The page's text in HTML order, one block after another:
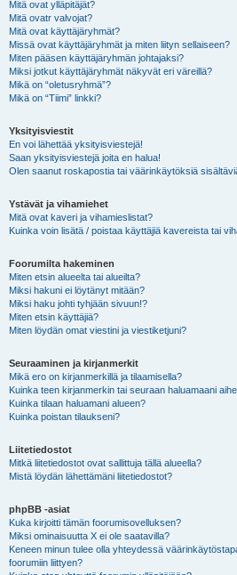
Mitä ovat ylläpitäjät?
Mitä ovatr valvojat?
Mitä ovat käyttäjäryhmät?
Missä ovat käyttäjäryhmät ja miten liityn sellaiseen?
Miten pääsen käyttäjäryhmän johtajaksi?
Miksi jotkut käyttäjäryhmät näkyvät eri väreillä?
Mikä on “oletusryhmä”?
Mikä on “Tiimi” linkki?
Yksityisviestit
En voi lähettää yksityisviestejä!
Saan yksityisviestejä joita en halua!
Olen saanut roskapostia tai väärinkäytöksiä
Ystävät ja vihamiehet
Mitä ovat kaveri ja vihamieslistat?
Kuinka voin lisätä / poistaa käyttäjiä kavereista tai
Foorumilta hakeminen
Miten etsin alueelta tai alueilta?
Miksi hakuni ei löytänyt mitään?
Miksi haku johti tyhjään sivuun!?
Miten etsin käyttäjiä?
Miten löydän omat viestini ja viestiketjuni?
Seuraaminen ja kirjanmerkit
Mikä ero on kirjanmerkillä ja tilaamisella?
Kuinka teen kirjanmerkin tai seuraan haluamaani
Kuinka tilaan haluamani alueen?
Kuinka poistan tilaukseni?
Liitetiedostot
Mitkä liitetiedostot ovat sallittuja tällä alueella?
Mistä löydän lähettämäni liitetiedostot?
phpBB -asiat
Kuka kirjoitti tämän foorumisovelluksen?
Miksi ominaisuutta X ei ole saatavilla?
Keneen minun tulee olla yhteydessä
foorumiin liittyen?